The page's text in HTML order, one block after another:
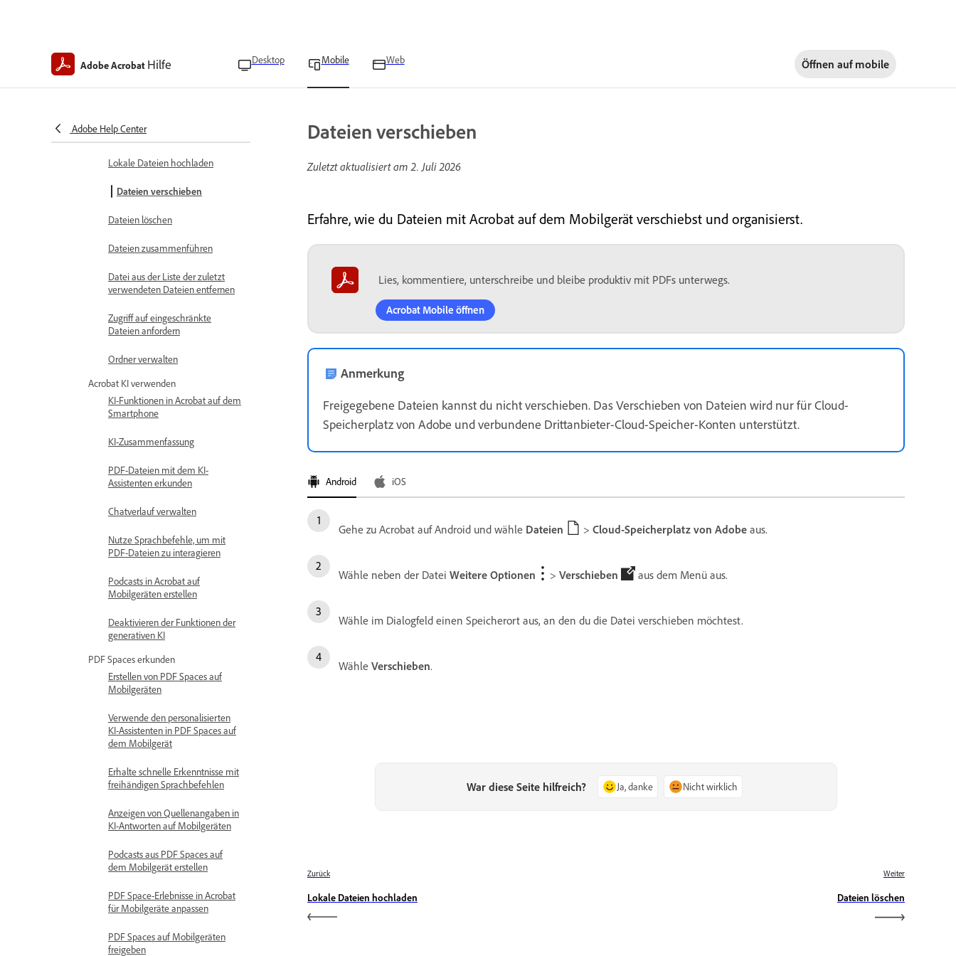
Adobe Acrobat Hilfe Desktop Mobile Web Öffnen auf mobile
Adobe Help Center
Gelöschte Dateien
Dateien umbenennen
Lokale Dateien hochladen
Dateien verschieben
Dateien löschen
Dateien zusammenführen
Datei aus der Liste der zuletzt
verwendeten Dateien entfernen
Zugriff auf eingeschränkte
Dateien anfordern
Ordner verwalten
Acrobat KI verwenden
KI-Funktionen in Acrobat auf dem
Smartphone
KI-Zusammenfassung
PDF-Dateien mit dem KI-
Assistenten erkunden
Chatverlauf verwalten
Nutze Sprachbefehle, um mit
PDF-Dateien zu interagieren
Podcasts in Acrobat auf
Mobilgeräten erstellen
Deaktivieren der Funktionen der
generativen KI
PDF Spaces erkunden
Erstellen von PDF Spaces auf
Mobilgeräten
Verwende den personalisierten
KI-Assistenten in PDF Spaces auf
dem Mobilgerät
Erhalte schnelle Erkenntnisse mit
freihändigen Sprachbefehlen
Anzeigen von Quellenangaben in
KI-Antworten auf Mobilgeräten
Podcasts aus PDF Spaces auf
dem Mobilgerät erstellen
PDF Space-Erlebnisse in Acrobat
für Mobilgeräte anpassen
PDF Spaces auf Mobilgeräten
freigeben
Dateien verschieben
Zuletzt aktualisiert am2. Juli 2026
Erfahre, wie du Dateien mit Acrobat auf dem Mobilgerät verschiebst und organisierst.
Lies, kommentiere, unterschreibe und bleibe produktiv mit PDFs unterwegs.
Acrobat Mobile öffnen
Anmerkung
Freigegebene Dateien kannst du nicht verschieben. Das Verschieben von Dateien wird nur für Cloud-
Speicherplatz von Adobe und verbundene Drittanbieter-Cloud-Speicher-Konten unterstützt.
Android iOS
Gehe zu Acrobat auf Android und wähle Dateien > Cloud-Speicherplatz von Adobe aus.
Wähle neben der Datei Weitere Optionen > Verschieben aus dem Menü aus.
Wähle im Dialogfeld einen Speicherort aus, an den du die Datei verschieben möchtest.
Wähle Verschieben.
War diese Seite hilfreich? Ja, danke Nicht wirklich
Zurück
Lokale Dateien hochladen
Weiter
Dateien löschen